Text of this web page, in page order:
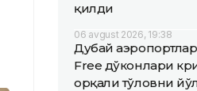
қилди
06 avgust 2026, 19:38
Дубай
Free дўконлари
орқали тўловни